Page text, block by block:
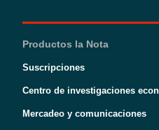
Productos la Nota
Suscripciones
Centro de investigaciones
Mercadeo y comunicaciones